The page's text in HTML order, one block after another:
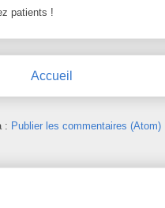
patients !
Accueil
: Publier les commentaires (Atom)